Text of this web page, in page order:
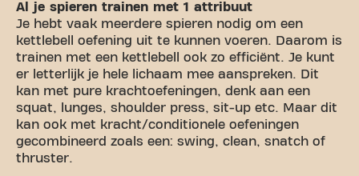
Al je spieren trainen met 1 attribuut
Je hebt vaak meerdere spieren nodig om een
kettlebell oefening uit te kunnen voeren. Daarom is
trainen met een kettlebell ook zo efficiënt. Je kunt
er letterlijk je hele lichaam mee aanspreken. Dit
kan met pure krachtoefeningen, denk aan een
squat, lunges, shoulder press, sit-up etc. Maar dit
kan ook met kracht/conditionele oefeningen
gecombineerd zoals een: swing, clean, snatch of
thruster.